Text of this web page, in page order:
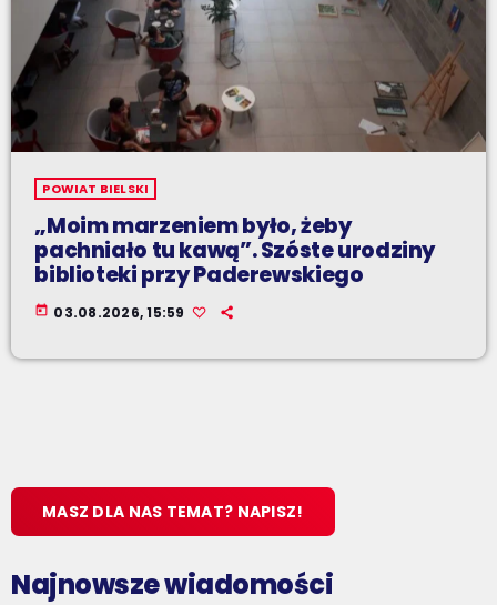
POWIAT BIELSKI
„Moim marzeniem było, żeby
pachniało tu kawą”. Szóste urodziny
biblioteki przy Paderewskiego
today 03.08.2026, 15:59
MASZ DLA NAS TEMAT? NAPISZ!
Najnowsze wiadomości